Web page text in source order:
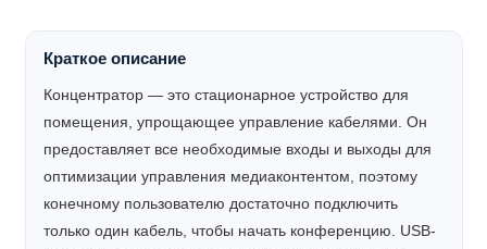
Краткое описание
Концентратор — это стационарное устройство для
помещения, упрощающее управление кабелями. Он
предоставляет все необходимые входы и выходы для
оптимизации управления медиаконтентом, поэтому
конечному пользователю достаточно подключить
только один кабель, чтобы начать конференцию. USB-